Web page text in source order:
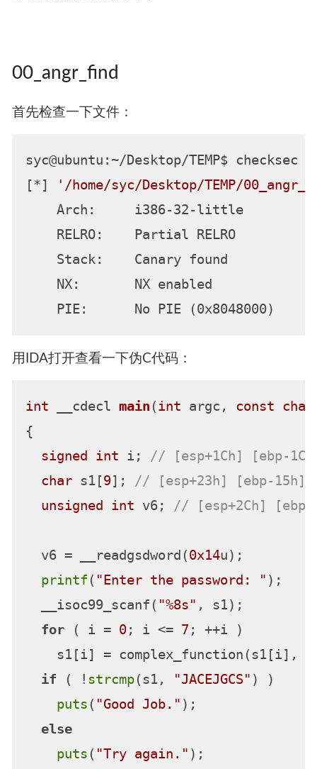
00_angr_find
首先检查一下文件：
syc@ubuntu:~/Desktop/TEMP$ checksec
[*]
'/home/syc/Desktop/TEMP/
    Arch:     i386-32-little
    RELRO:    Partial RELRO
    Stack:    Canary found
    NX:       NX enabled
用IDA打开查看一下伪C代码：
int __cdecl main (int argc, const char
{
signed int i; // [esp+1Ch] [ebp-
char s1[9]; // [esp+23h] [ebp-15h]
unsigned int v6; // [esp+2Ch] [ebp-
  v6 = __readgsdword(
0x14u);
printf ( "Enter the password: " );
  __isoc99_scanf(
"%8s" , s1);
for ( i = 0; i <= 7 ; ++i )
s1[i] = complex_function(s1[i],
if ( ! strcmp(s1, "JACEJGCS" ) )
puts ( "Good Job." );
else
puts ( "Try again." );